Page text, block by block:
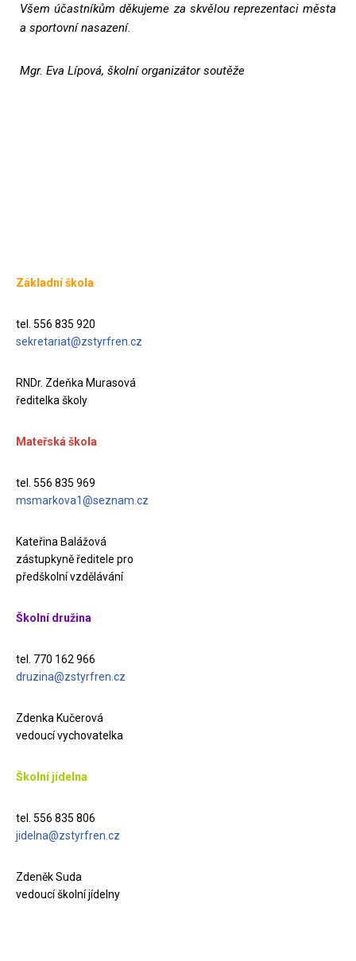
Všem účastníkům děkujeme za skvělou reprezentaci města
a sportovní nasazení.
Mgr. Eva Lípová, školní organizátor soutěže
Základní škola
tel. 556 835 920
sekretariat@zstyrfren.cz
RNDr. Zdeňka Murasová
ředitelka školy
Mateřská škola
tel. 556 835 969
msmarkova1@seznam.cz
Kateřina Balážová
zástupkyně ředitele pro
předškolní vzdělávání
Školní družina
tel. 770 162 966
druzina@zstyrfren.cz
Zdenka Kučerová
vedoucí vychovatelka
Školní jídelna
tel. 556 835 806
jidelna@zstyrfren.cz
Zdeněk Suda
vedoucí školní jídelny